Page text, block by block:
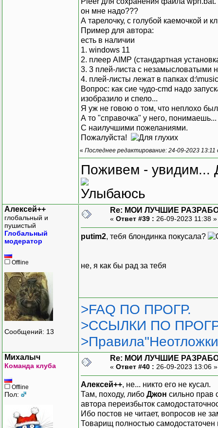
он мне надо???
А тарелочку, с голубой каемочкой и
Пример для автора:
есть в наличии
1. windows 11
2. плеер AIMP (стандартная
3. 3 плей-листа с незамысловатыми
4. плей-листы лежат в папках
Вопрос: как сие чудо-cmd надо
изобразило и спело...
Я уж не говою о том, что неплохо
А то "справочка" у него,
С наилучшими пожеланиями.
Пожалуйста!
« Последнее редактирование: 24-09-2023
Поживем - увидим...
Алексей++
глобальный и
пушистый
Глобальный
модератор
Offline
Сообщений: 13
Re: МОИ ЛУЧШИЕ
« Ответ #39 : 26-09-2023 11:38
putim2, тебя блондинка покусала?
не, я как бы рад за тебя
>FAQ ПО ПРОГР.
>ССЫЛКИ ПО
Михалыч
Команда клуба
Offline
Пол:
Re: МОИ ЛУЧШИЕ
« Ответ #40 : 26-09-2023 13:06
Алексей++, не... никто его не кусал.
Там, походу, либо Джон сильно прав
автора переизбыток
Ибо постов не читает, вопросов не
Товарищ полностью самодостаточен